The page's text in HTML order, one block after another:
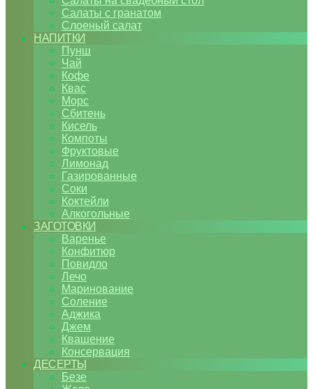
Салаты с гранатом
Слоеный салат
НАПИТКИ
Пунш
Чай
Кофе
Квас
Морс
Сбитень
Кисель
Компоты
Фруктовые
Лимонад
Газированные
Соки
Коктейли
Алкогольные
ЗАГОТОВКИ
Варенье
Конфитюр
Повидло
Лечо
Маринование
Соление
Аджика
Джем
Квашение
Консервация
ДЕСЕРТЫ
Безе